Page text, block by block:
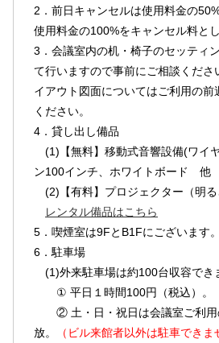
2．前日キャンセルは使用料金の
使用料金の100%をキャンセル料と
3．会議室内の机・椅子のセッティ
て行いますので事前にご相談くださ
イアウト図面についてはご利用の
ください。
4．貸し出し備品
(1)【無料】移動式音響設備(ワイ
ン100インチ、ホワイトボード 他
(2)【有料】プロジェクター（明る
レンタル備品はこちら
5．喫煙室は9FとB1Fにございます。
6．駐車場
(1)外来駐車場は約100台収容でき
① 平日１時間100円（税込）。
② 土・日・祝日は会議室ご利用
放。
（ビル来館者以外は駐車できま